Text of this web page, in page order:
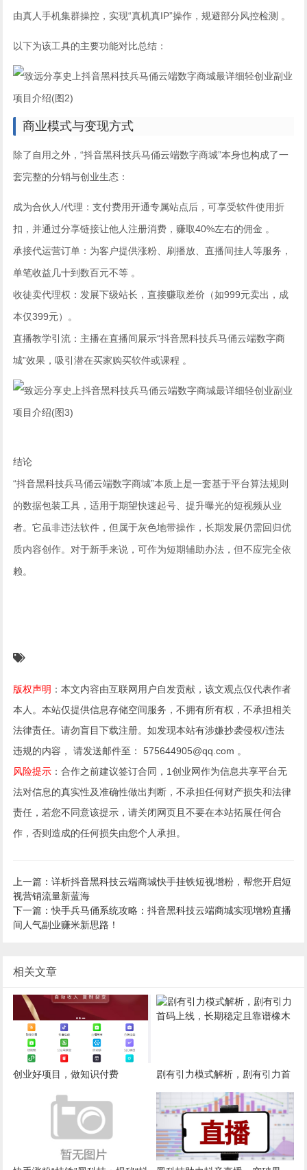
由真人手机集群操控，实现“真机真IP”操作，规避部分风控检测 。
以下为该工具的主要功能对比总结：
商业模式与变现方式
除了自用之外，“抖音黑科技兵马俑云端数字商城”本身也构成了一
套完整的分销与创业生态：
成为合伙人/代理：支付费用开通专属站点后，可享受软件使用折
扣，并通过分享链接让他人注册消费，赚取40%左右的佣金 。
承接代运营订单：为客户提供涨粉、刷播放、直播间挂人等服务，
单笔收益几十到数百元不等 。
收徒卖代理权：发展下级站长，直接赚取差价（如999元卖出，成
本仅399元）。
直播教学引流：主播在直播间展示“抖音黑科技兵马俑云端数字商
城”效果，吸引潜在买家购买软件或课程 。
结论
“抖音黑科技兵马俑云端数字商城”本质上是一套基于平台算法规则
的数据包装工具，适用于期望快速起号、提升曝光的短视频从业
者。它虽非违法软件，但属于灰色地带操作，长期发展仍需回归优
质内容创作。对于新手来说，可作为短期辅助办法，但不应完全依
赖。
版权声明 ：本文内容由互联网用户自发贡献，该文观点仅代表作者
本人。本站仅提供信息存储空间服务，不拥有所有权，不承担相关
法律责任。请勿盲目下载注册。如发现本站有涉嫌抄袭侵权/违法
违规的内容， 请发送邮件至： 575644905@qq.com 。
风险提示 ：合作之前建议签订合同，1创业网作为信息共享平台无
法对信息的真实性及准确性做出判断，不承担任何财产损失和法律
责任，若您不同意该提示，请关闭网页且不要在本站拓展任何合
作，否则造成的任何损失由您个人承担。
上一篇：详析抖音黑科技云端商城快手挂铁短视增粉，帮您开启短
视营销流量新蓝海
下一篇：快手兵马俑系统攻略：抖音黑科技云端商城实现增粉直播
间人气副业赚米新思路！
相关文章
创业好项目，做知识付费
剧有引力模式解析，剧有引力首
码上线，长期稳定且靠谱橡木